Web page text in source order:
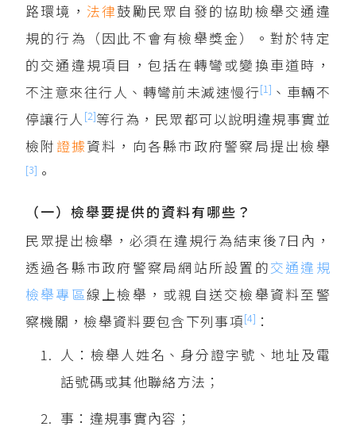
路環境， 法律鼓勵民眾自發的協助檢舉交通違
規的行為（因此不會有檢舉獎金）。對於特定
的交通違規項目，包括在轉彎或變換車道時，
不注意來往行人、轉彎前未減速慢行[1] 、車輛不
停讓行人 [2]等行為，民眾都可以說明違規事實並
檢附 證據資料，向各縣市政府警察局提出檢舉
[3] 。
（一）檢舉要提供的資料有哪些？
民眾提出檢舉，必須在違規行為結束後7日內，
透過各縣市政府警察局網站所設置的交通違規
檢舉專區線上檢舉，或親自送交檢舉資料至警
察機關，檢舉資料要包含下列事項[4] ：
人：檢舉人姓名、身分證字號、地址及電
話號碼或其他聯絡方法；
事：違規事實內容；